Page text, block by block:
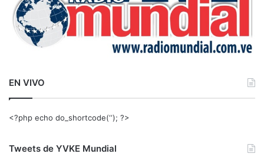
EN VIVO
<?php echo do_shortcode(‘‘); ?>
Tweets de YVKE Mundial